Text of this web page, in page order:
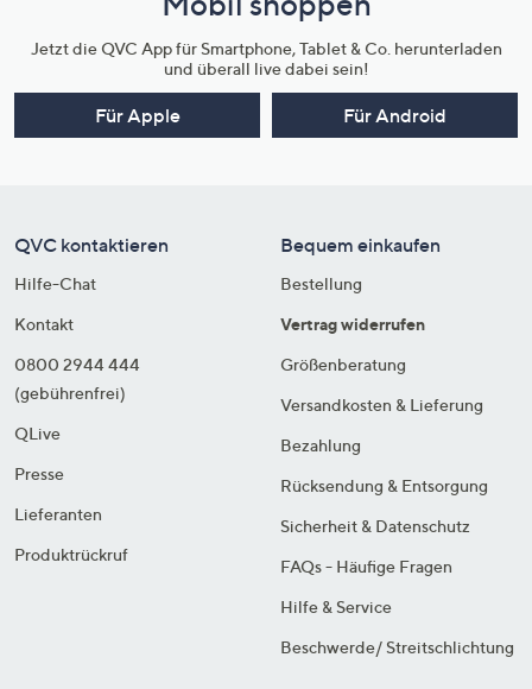
Jetzt die QVC App für Smartphone, Tablet & Co. herunterladen
und überall live dabei sein!
Für Apple Für Android
QVC kontaktieren
Hilfe-Chat
Kontakt
0800 2944 444
(gebührenfrei)
QLive
Presse
Lieferanten
Produktrückruf
Bequem einkaufen
Bestellung
Vertrag widerrufen
Größenberatung
Versandkosten & Lieferung
Bezahlung
Rücksendung & Entsorgung
Sicherheit & Datenschutz
FAQs - Häufige Fragen
Hilfe & Service
Beschwerde/ Streitschlichtung